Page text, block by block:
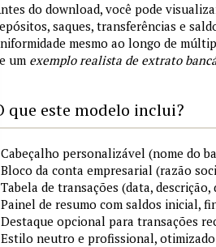
do download, você pode
saques, transferências e
mesmo ao longo de
um exemplo realista de extrato
que este modelo inclui?
Cabeçalho personalizável (nome do
Bloco da conta empresarial (razão
Tabela de transações (data,
Painel de resumo com saldos inicial,
Destaque opcional para transações
Estilo neutro e profissional,